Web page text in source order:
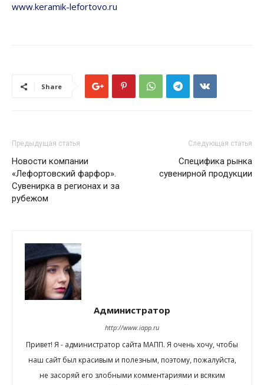
www.keramik-lefortovo.ru
Share
Предыдущая статья
Новости компании
«Лефортовский фарфор».
Сувенирка в регионах и за
рубежом
Следующая статья
Cпецифика рынка
сувенирной продукции
Администратор
http://www.iapp.ru
Привет! Я - администратор сайта МАПП. Я очень хочу, чтобы
наш сайт был красивым и полезным, поэтому, пожалуйста,
не засоряй его злобными комментариями и всяким